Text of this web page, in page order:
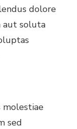
dolore
aut soluta
molestiae
sed